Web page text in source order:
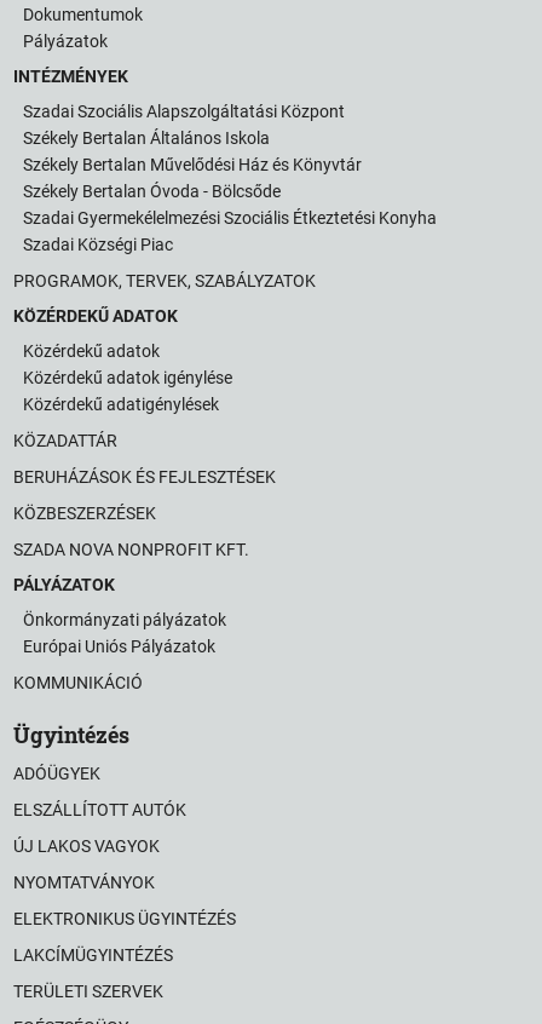
Dokumentumok
Pályázatok
INTÉZMÉNYEK
Szadai Szociális Alapszolgáltatási Központ
Székely Bertalan Általános Iskola
Székely Bertalan Művelődési Ház és Könyvtár
Székely Bertalan Óvoda - Bölcsőde
Szadai Gyermekélelmezési Szociális Étkeztetési Konyha
Szadai Községi Piac
PROGRAMOK, TERVEK, SZABÁLYZATOK
KÖZÉRDEKŰ ADATOK
Közérdekű adatok
Közérdekű adatok igénylése
Közérdekű adatigénylések
KÖZADATTÁR
BERUHÁZÁSOK ÉS FEJLESZTÉSEK
KÖZBESZERZÉSEK
SZADA NOVA NONPROFIT KFT.
PÁLYÁZATOK
Önkormányzati pályázatok
Európai Uniós Pályázatok
KOMMUNIKÁCIÓ
Ügyintézés
ADÓÜGYEK
ELSZÁLLÍTOTT AUTÓK
ÚJ LAKOS VAGYOK
NYOMTATVÁNYOK
ELEKTRONIKUS ÜGYINTÉZÉS
LAKCÍMÜGYINTÉZÉS
TERÜLETI SZERVEK